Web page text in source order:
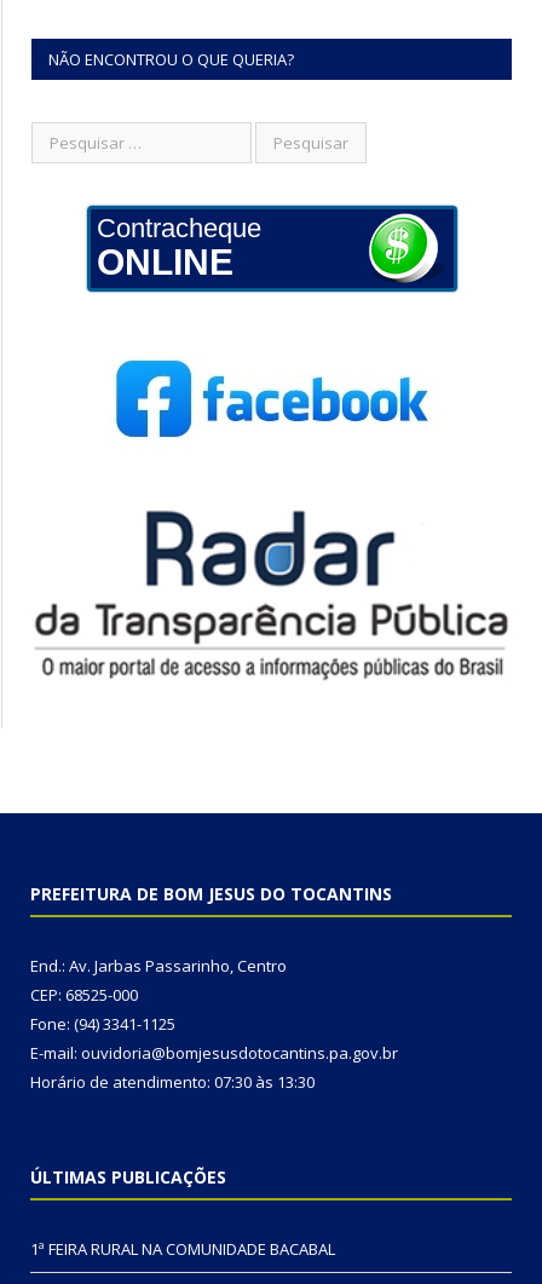
NÃO ENCONTROU O QUE QUERIA?
Contracheque
ONLINE
PREFEITURA DE BOM JESUS DO TOCANTINS
End.: Av. Jarbas Passarinho, Centro
CEP: 68525-000
Fone: (94) 3341-1125
E-mail: ouvidoria@bomjesusdotocantins.pa.gov.br
Horário de atendimento: 07:30 às 13:30
ÚLTIMAS PUBLICAÇÕES
1ª FEIRA RURAL NA COMUNIDADE BACABAL